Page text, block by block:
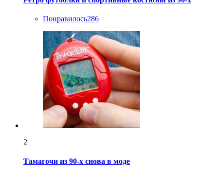
Понравилось286
2
Тамагочи из 90-х снова в моде